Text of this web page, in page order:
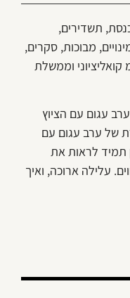
תשדירים,
מבוכות, סקרים,
וממשלת
עגום עם הציוץ
של ערב עגום עם
תמיד לראות את
מתפתחת בקצב של 140 תווים. עלילה ארוכה, ואיך